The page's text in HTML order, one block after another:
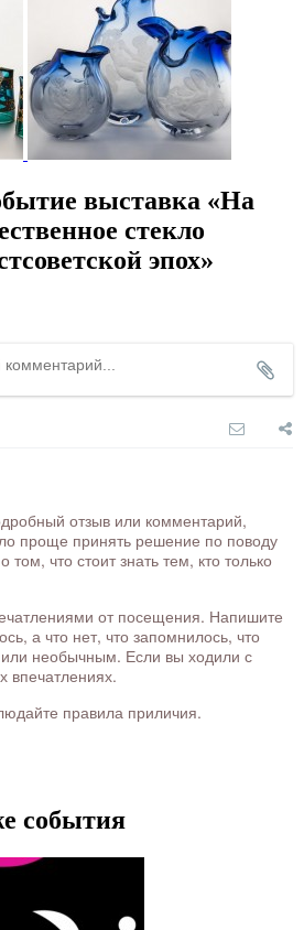
выставка «На
стекло
эпох»
отзыв или комментарий,
проще принять решение по поводу
что стоит знать тем, кто только
от посещения. Напишите
а что нет, что запомнилось, что
необычным. Если вы ходили с
впечатлениях.
правила приличия.
события